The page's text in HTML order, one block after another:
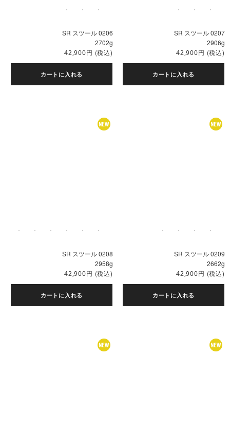
SR スツール 0206
2702g
42,900円 (税込)
カートに入れる
SR スツール 0207
2906g
42,900円 (税込)
カートに入れる
SR スツール 0208
2958g
42,900円 (税込)
カートに入れる
SR スツール 0209
2662g
42,900円 (税込)
カートに入れる